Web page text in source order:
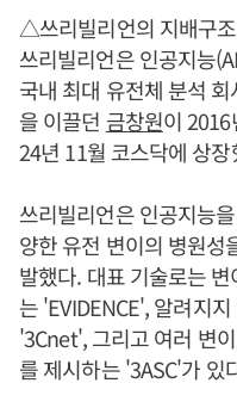
△쓰리빌리언의 지배구조
쓰리빌리언은 인공지능
국내 최대 유전체 분석
을 이끌던 금창원이
24년 11월 코스닥에 상장
쓰리빌리언은 인공지능
양한 유전 변이의 병원성
발했다. 대표 기술로는
는 'EVIDENCE', 알려지
'3Cnet', 그리고 여러 변
를 제시하는 '3ASC'가 있